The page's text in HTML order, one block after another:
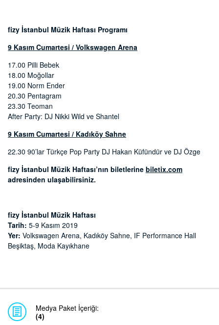
fizy İstanbul Müzik Haftası Programı
9 Kasım Cumartesi / Volkswagen Arena
17.00 Pilli Bebek
18.00 Moğollar
19.00 Norm Ender
20.30 Pentagram
23.30 Teoman
After Party: DJ Nikki Wild ve Shantel
9 Kasım Cumartesi / Kadıköy Sahne
22.30 90’lar Türkçe Pop Party DJ Hakan Küfündür ve DJ Özge
fizy İstanbul Müzik Haftası’nın biletlerine biletix.com
adresinden ulaşabilirsiniz.
fizy İstanbul Müzik Haftası
Tarih: 5-9 Kasım 2019
Yer: Volkswagen Arena, Kadıköy Sahne, IF Performance Hall
Beşiktaş, Moda Kayıkhane
Medya Paket İçeriği:
(4)